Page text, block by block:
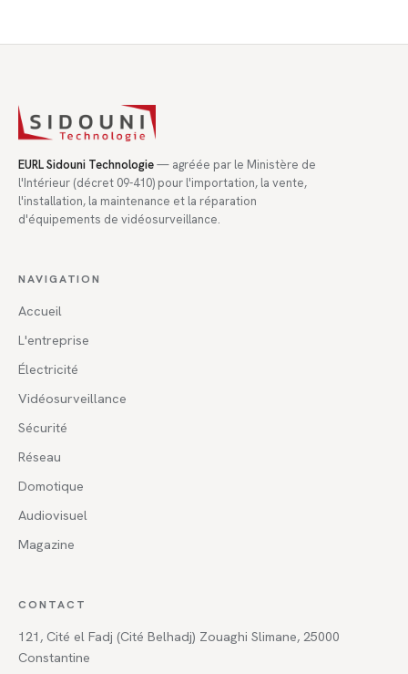
EURL Sidouni Technologie— agréée par le Ministère de
l'Intérieur (décret 09-410) pour l'importation, la vente,
l'installation, la maintenance et la réparation
d'équipements de vidéosurveillance.
NAVIGATION
Accueil
L'entreprise
Électricité
Vidéosurveillance
Sécurité
Réseau
Domotique
Audiovisuel
Magazine
CONTACT
121, Cité el Fadj (Cité Belhadj) Zouaghi Slimane, 25000
Constantine